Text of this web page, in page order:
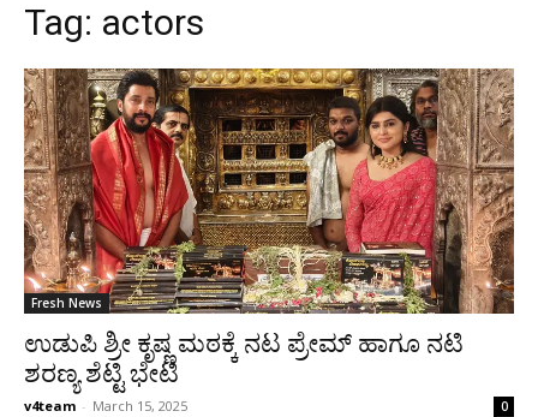
Tag: actors
Fresh News
ಉಡುಪಿ ಶ್ರೀ ಕೃಷ್ಣ ಮಠಕ್ಕೆ ನಟ ಪ್ರೇಮ್ ಹಾಗೂ ನಟಿ
ಶರಣ್ಯ ಶೆಟ್ಟಿ ಭೇಟಿ
v4team - March 15, 2025 0